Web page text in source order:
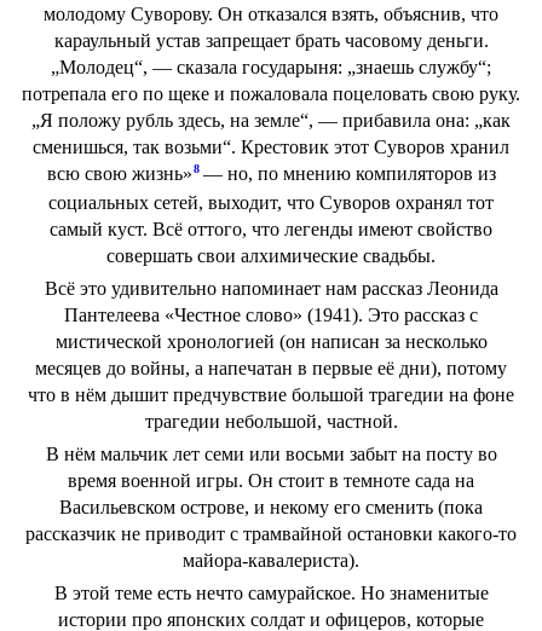
молодому Суворову. Он отказался взять, объяснив, что
караульный устав запрещает брать часовому деньги.
„Молодец“, — сказала государыня: „знаешь службу“;
потрепала его по щеке и пожаловала поцеловать свою руку.
„Я положу рубль здесь, на земле“, — прибавила она: „как
сменишься, так возьми“. Крестовик этот Суворов хранил
всю свою жизнь»8— но, по мнению компиляторов из
социальных сетей, выходит, что Суворов охранял тот
самый куст. Всё оттого, что легенды имеют свойство
совершать свои алхимические свадьбы.
Всё это удивительно напоминает нам рассказ Леонида
Пантелеева «Честное слово» (1941). Это рассказ с
мистической хронологией (он написан за несколько
месяцев до войны, а напечатан в первые её дни), потому
что в нём дышит предчувствие большой трагедии на фоне
трагедии небольшой, частной.
В нём мальчик лет семи или восьми забыт на посту во
время военной игры. Он стоит в темноте сада на
Васильевском острове, и некому его сменить (пока
рассказчик не приводит с трамвайной остановки какого-то
майора-кавалериста).
В этой теме есть нечто самурайское. Но знаменитые
истории про японских солдат и офицеров, которые